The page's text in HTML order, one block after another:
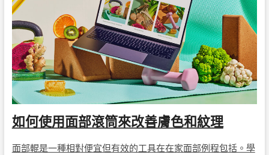
如何使用面部滾筒來改善膚色和紋理
面部輥是一種相對便宜但有效的工具在在家面部例程包括。學